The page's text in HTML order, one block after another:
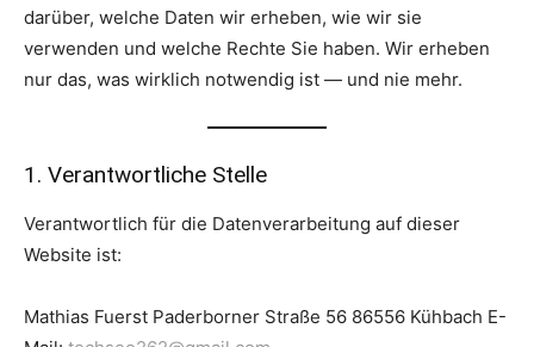
darüber, welche Daten wir erheben, wie wir sie
verwenden und welche Rechte Sie haben. Wir erheben
nur das, was wirklich notwendig ist — und nie mehr.
1. Verantwortliche Stelle
Verantwortlich für die Datenverarbeitung auf dieser
Website ist:
Mathias Fuerst Paderborner Straße 56 86556 Kühbach E-